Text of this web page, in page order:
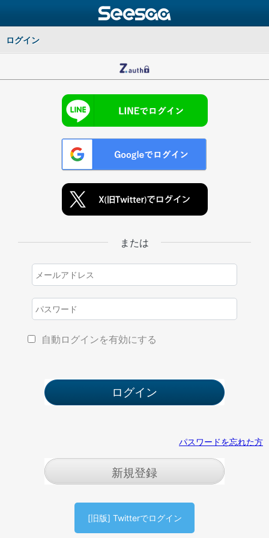
ログイン
または
自動ログインを有効にする
パスワードを忘れた方
新規登録
[旧版] Twitterでログイン